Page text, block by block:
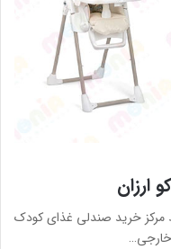
ارزان
مرکز خرید صندلی غذای کودک